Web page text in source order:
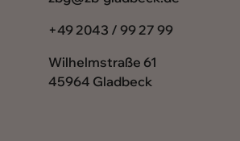
+49 2043 / 99 27 99
Wilhelmstraße 61
45964 Gladbeck